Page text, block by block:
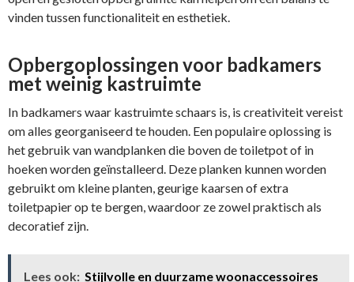
vinden tussen functionaliteit en esthetiek.
Opbergoplossingen voor badkamers
met weinig kastruimte
In badkamers waar kastruimte schaars is, is creativiteit vereist
om alles georganiseerd te houden. Een populaire oplossing is
het gebruik van wandplanken die boven de toiletpot of in
hoeken worden geïnstalleerd. Deze planken kunnen worden
gebruikt om kleine planten, geurige kaarsen of extra
toiletpapier op te bergen, waardoor ze zowel praktisch als
decoratief zijn.
Lees ook: Stijlvolle en duurzame woonaccessoires